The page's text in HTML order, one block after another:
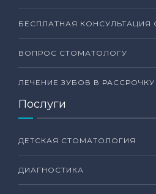
БЕСПЛАТНАЯ КОНСУЛЬТАЦИЯ
ВОПРОС СТОМАТОЛОГУ
ЛЕЧЕНИЕ ЗУБОВ В РАССРОЧКУ
Послуги
ДЕТСКАЯ СТОМАТОЛОГИЯ
ДИАГНОСТИКА